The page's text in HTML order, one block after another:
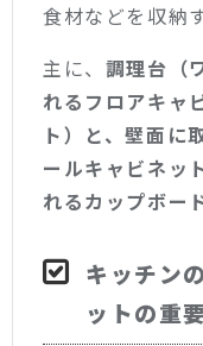
食材などを収納
主に、 調理台（
れるフロアキャ
ト）と、壁面に
ールキャビネッ
れるカップボー
キッチン
ットの重